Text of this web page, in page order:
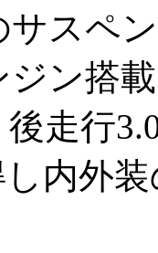
スペ
ン搭
後走
内外